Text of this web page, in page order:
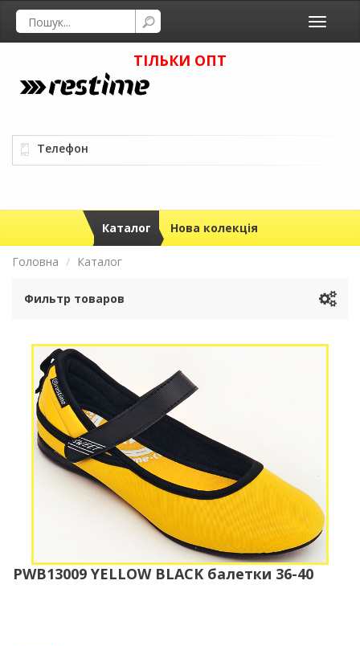
Toggle
ТІЛЬКИ ОПТ
Телефон
Каталог Нова колекція
Головна Каталог
Фильтр товаров
PWB13009 YELLOW BLACK балетки 36-40